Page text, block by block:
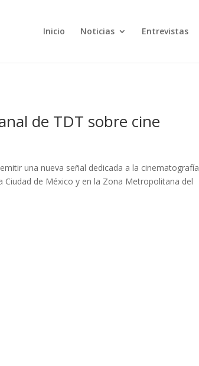
Inicio Noticias Entrevistas
de TDT sobre cine
una nueva señal dedicada a la cinematografía
Ciudad de México y en la Zona Metropolitana del